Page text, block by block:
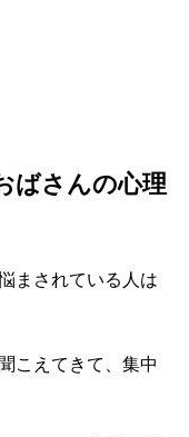
ばさんの心理
まされている人は
こえてきて、集中